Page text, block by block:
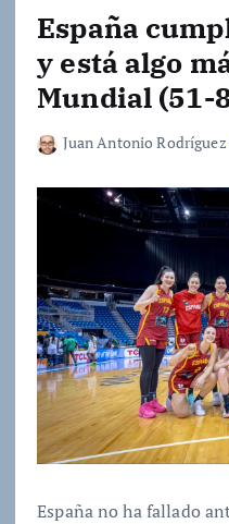
España
y está algo
Mundial (51-
Juan Antonio Rodríguez
España no ha fallado